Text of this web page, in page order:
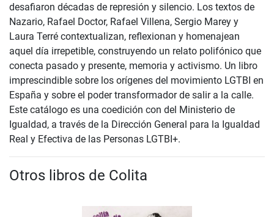
desafiaron décadas de represión y silencio. Los textos de
Nazario, Rafael Doctor, Rafael Villena, Sergio Marey y
Laura Terré contextualizan, reflexionan y homenajean
aquel día irrepetible, construyendo un relato polifónico que
conecta pasado y presente, memoria y activismo. Un libro
imprescindible sobre los orígenes del movimiento LGTBI en
España y sobre el poder transformador de salir a la calle.
Este catálogo es una coedición con del Ministerio de
Igualdad, a través de la Dirección General para la Igualdad
Real y Efectiva de las Personas LGTBI+.
Otros libros de Colita